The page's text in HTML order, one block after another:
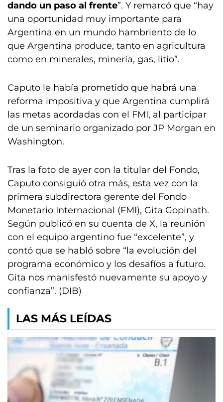
dando un paso al frente”. Y remarcó que “hay
una oportunidad muy importante para
Argentina en un mundo hambriento de lo
que Argentina produce, tanto en agricultura
como en minerales, minería, gas, litio”.
Caputo le había prometido que habrá una
reforma impositiva y que Argentina cumplirá
las metas acordadas con el FMI, al participar
de un seminario organizado por JP Morgan en
Washington.
Tras la foto de ayer con la titular del Fondo,
Caputo consiguió otra más, esta vez con la
primera subdirectora gerente del Fondo
Monetario Internacional (FMI), Gita Gopinath.
Según publicó en su cuenta de X, la reunión
con el equipo argentino fue “excelente”, y
contó que se habló sobre “la evolución del
programa económico y los desafíos a futuro.
Gita nos manisfestó nuevamente su apoyo y
confianza”. (DIB)
LAS MÁS LEÍDAS